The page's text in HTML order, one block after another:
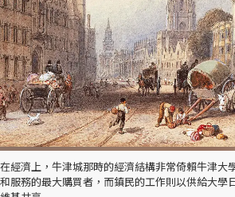
在經濟上，牛津城那時的經濟結構非常倚賴牛津大
和服務的最大購買者，而鎮民的工作則以供給大學